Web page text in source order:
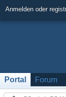
Anmelden oder
Portal Forum